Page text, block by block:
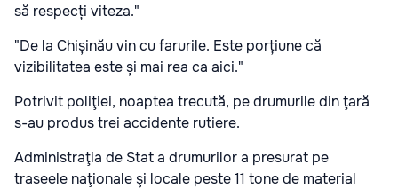
să respecți viteza."
"De la Chișinău vin cu farurile. Este porțiune că
vizibilitatea este și mai rea ca aici."
Potrivit poliţiei, noaptea trecută, pe drumurile din ţară
s-au produs trei accidente rutiere.
Administraţia de Stat a drumurilor a presurat pe
traseele naţionale şi locale peste 11 tone de material